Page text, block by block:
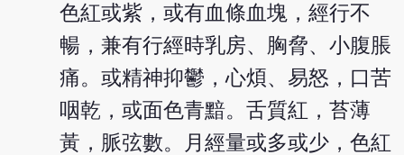
色紅或紫，或有血條血塊，經行不
暢，兼有行經時乳房、胸脅、小腹脹
痛。或精神抑鬱，心煩、易怒，口苦
咽乾，或面色青黯。舌質紅，苔薄
黃，脈弦數。月經量或多或少，色紅